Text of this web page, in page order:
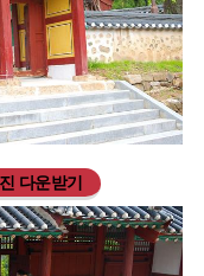
다운받기